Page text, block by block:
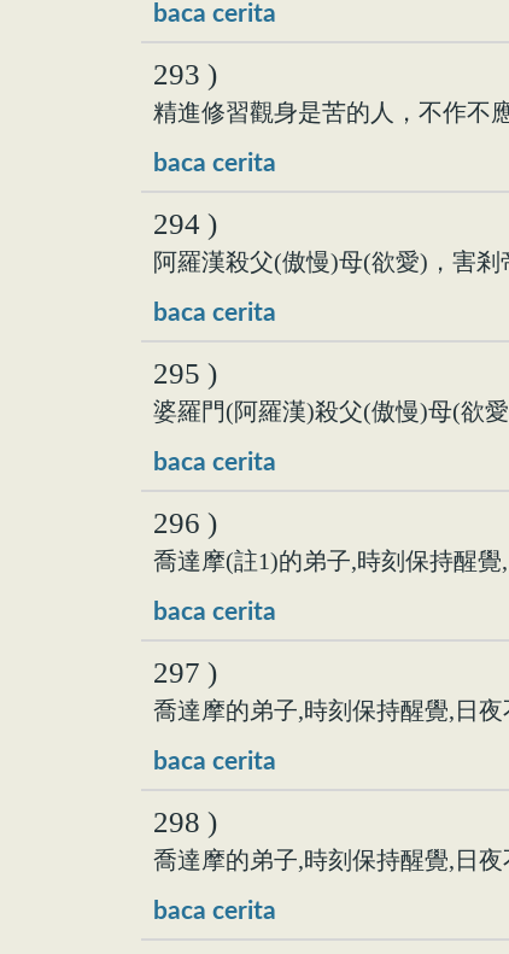
baca cerita
293 )
精進修習觀身是苦的人，不作不
baca cerita
294 )
阿羅漢殺父(傲慢)母(欲愛)，害
baca cerita
295 )
婆羅門(阿羅漢)殺父(傲慢)母(欲
baca cerita
296 )
喬達摩(註1)的弟子,時刻保持醒
baca cerita
297 )
喬達摩的弟子,時刻保持醒覺,日夜
baca cerita
298 )
喬達摩的弟子,時刻保持醒覺,日
baca cerita